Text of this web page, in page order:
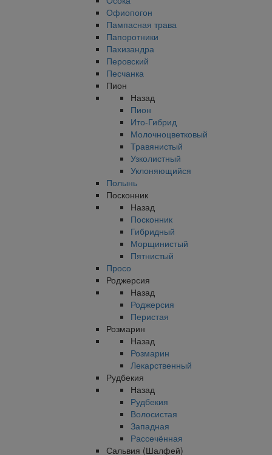
Офиопогон
Пампасная трава
Папоротники
Пахизандра
Перовский
Песчанка
Пион
Назад
Пион
Ито-Гибрид
Молочноцветковый
Травянистый
Узколистный
Уклоняющийся
Полынь
Посконник
Назад
Посконник
Гибридный
Морщинистый
Пятнистый
Просо
Роджерсия
Назад
Роджерсия
Перистая
Розмарин
Назад
Розмарин
Лекарственный
Рудбекия
Назад
Рудбекия
Волосистая
Западная
Рассечённая
Сальвия (Шалфей)